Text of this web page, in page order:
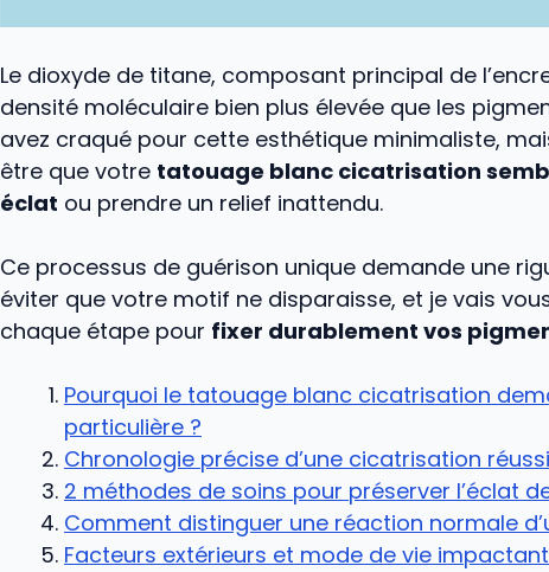
Le dioxyde de titane, composant principal de
densité moléculaire bien plus élevée que les
avez craqué pour cette esthétique minimaliste,
être que votre tatouage blanc cicatrisation
éclat ou prendre un relief inattendu.
Ce processus de guérison unique demande une
éviter que votre motif ne disparaisse, et je vais
chaque étape pour fixer durablement vos
Pourquoi le tatouage blanc cicatrisation
particulière ?
Chronologie précise d’une cicatrisation
2 méthodes de soins pour préserver l’éclat
Comment distinguer une réaction normale
Facteurs extérieurs et mode de vie